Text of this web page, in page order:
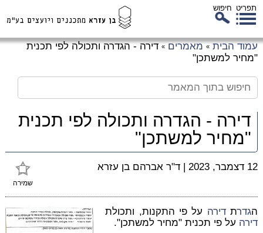
תפריט חיפוש
עמוד הבית » מאמרים » דירה - הגדרה ותכולה לפי תכנית
"מחיר למשתכן"
דירה - הגדרה ותכולה לפי תכנית
"מחיר למשתכן"
שמירה
12 דצמבר, 2023 | ד"ר אברהם בן עזרא
הגדרתדירה על פי התקנות, ותכולת
דירה על פי תכנית "מחיר למשתכן".